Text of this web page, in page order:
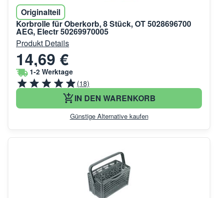
Originalteil
Korbrolle für Oberkorb, 8 Stück, OT 5028696700
AEG, Electr 50269970005
Produkt Details
14,69 €
1-2 Werktage
(18)
IN DEN WARENKORB
Günstige Alternative kaufen